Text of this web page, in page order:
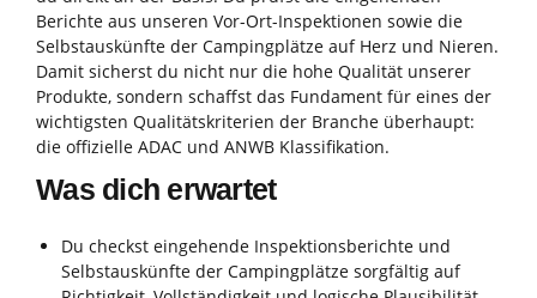
Berichte aus unseren Vor-Ort-Inspektionen sowie die
Selbstauskünfte der Campingplätze auf Herz und Nieren.
Damit sicherst du nicht nur die hohe Qualität unserer
Produkte, sondern schaffst das Fundament für eines der
wichtigsten Qualitätskriterien der Branche überhaupt:
die offizielle ADAC und ANWB Klassifikation.
Was dich erwartet
Du checkst eingehende Inspektionsberichte und
Selbstauskünfte der Campingplätze sorgfältig auf